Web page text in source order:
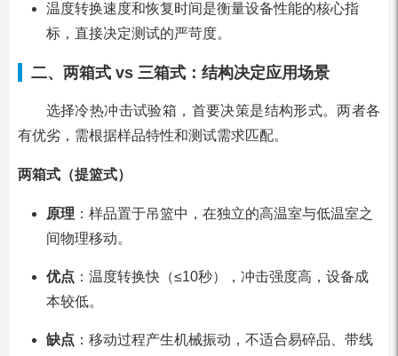
温度转换速度和恢复时间是衡量设备性能的核心指
标，直接决定测试的严苛度。
二、两箱式 vs 三箱式：结构决定应用场景
选择冷热冲击试验箱，首要决策是结构形式。两者各
有优劣，需根据样品特性和测试需求匹配。
两箱式（提篮式）
原理 ：样品置于吊篮中，在独立的高温室与低温室之
间物理移动。
优点 ：温度转换快（≤10秒），冲击强度高，设备成
本较低。
缺点 ：移动过程产生机械振动，不适合易碎品、带线